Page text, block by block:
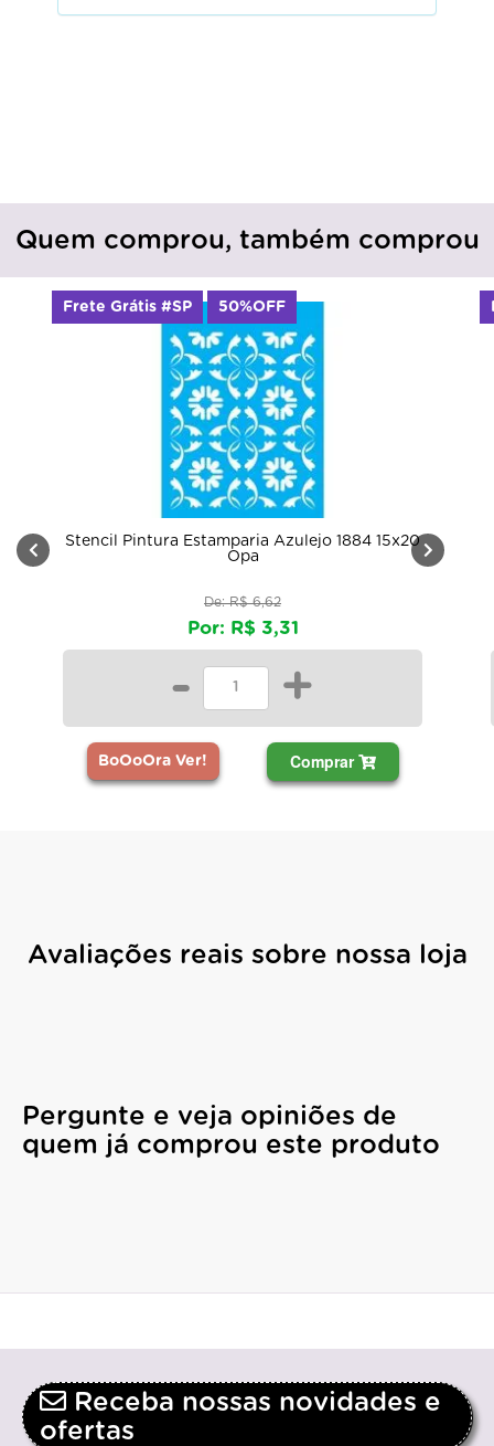
Quem comprou, também comprou
Stencil Pintura Estamparia Azulejo 1884 15x20
Opa
De: R$ 6,62
Por: R$ 3,31
- +
BoOoOra Ver! Comprar
Frete Grátis #SP 50%OFF
Avaliações reais sobre nossa loja
Pergunte e veja opiniões de
quem já comprou este produto
Receba nossas novidades e
ofertas